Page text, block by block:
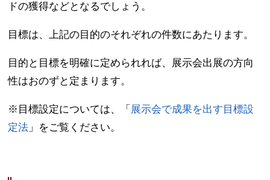
ドの獲得などとなるでしょう。
目標は、上記の目的のそれぞれの件数にあたります。
目的と目標を明確に定められれば、展示会出展の方向
性はおのずと定まります。
※目標設定については、「 展示会で成果を出す目標設
定法 」をご覧ください。